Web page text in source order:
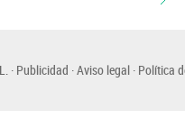
Publicidad Aviso legal Política